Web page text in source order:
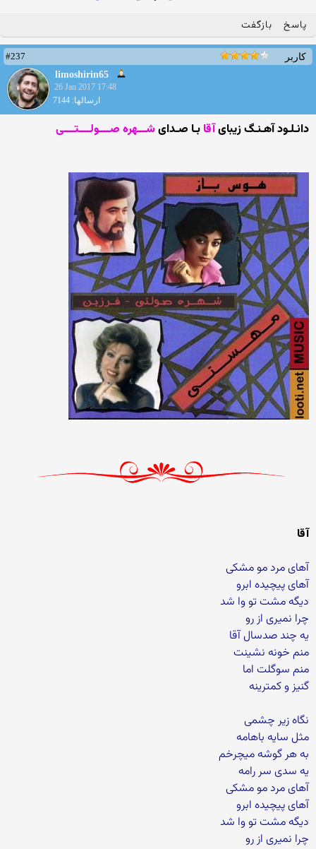
پاسخ بازگفت
کاربر
#237
limoshirin65
26 Jan 2017 17:48
ارسالها: 7144
دانـلـود آهـنـگ زیبایآقا بـا صـدایشـــهره صــــولــــتــــی
آقا
آهای مرد مو مشکی
آهای پیچیده ابرو
دیگه مشت تو وا شد
چرا نمیری از رو
یه چند صدسال آقا
منم خونه نشینت
منم سوگلت اما
گنیز و کمترینه
نگاه زیر چشمی
مثل سایه باهامه
به هر گوشه میچرخم
یه سدی سر رامه
آهای مرد مو مشکی
آهای پیچیده ابرو
دیگه مشت تو وا شد
چرا نمیری از رو